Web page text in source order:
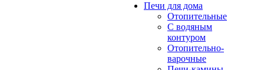
Печи для дома
Отопительные
C водяным
контуром
Отопительно-
варочные